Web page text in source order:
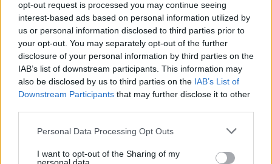
opt-out request is processed you may continue seeing
interest-based ads based on personal information utilized by
us or personal information disclosed to third parties prior to
your opt-out. You may separately opt-out of the further
disclosure of your personal information by third parties on the
IAB’s list of downstream participants. This information may
also be disclosed by us to third parties on the IAB’s List of
Downstream Participants that may further disclose it to other
Please note that this website/app uses one or more Google
not limited to your visit or usage behaviour. You may click to
Personal Data Processing Opt Outs
I want to opt-out of the Sharing of my
ΑΣΕΠ: Εξ αποστάσεως η πιο Εύκολη
Πιστοποίηση Υπολογιστών σε 2
μέρες
Μάθε πρώτος όλες τις σημαντικές
Βάλε το proson.gr στα αποτελέσματα